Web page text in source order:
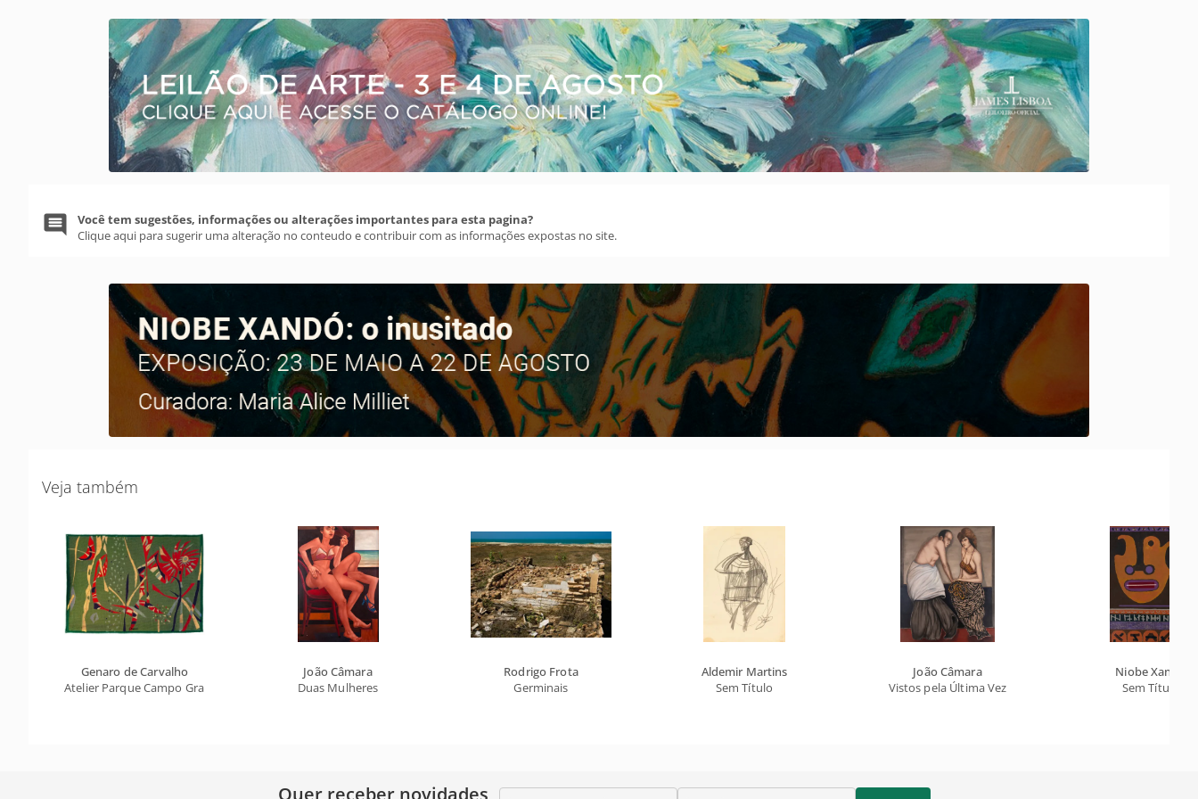
Você tem sugestões, informações ou alterações importantes para esta pagina?
Clique aqui para sugerir uma alteração no conteudo e contribuir com as informações expostas no site.
Veja também
Genaro de Carvalho
Atelier Parque Campo Grande
João Câmara
Duas Mulheres
Rodrigo Frota
Germinais
Aldemir Martins
Sem Título
João Câmara
Vistos pela Última Vez
Niobe Xandó
Sem Título
Quer receber novidades